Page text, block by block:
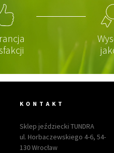
KONTAKT
Sklep jeździecki TUNDRA
ul. Horbaczewskiego 4-6, 54-
130 Wrocław